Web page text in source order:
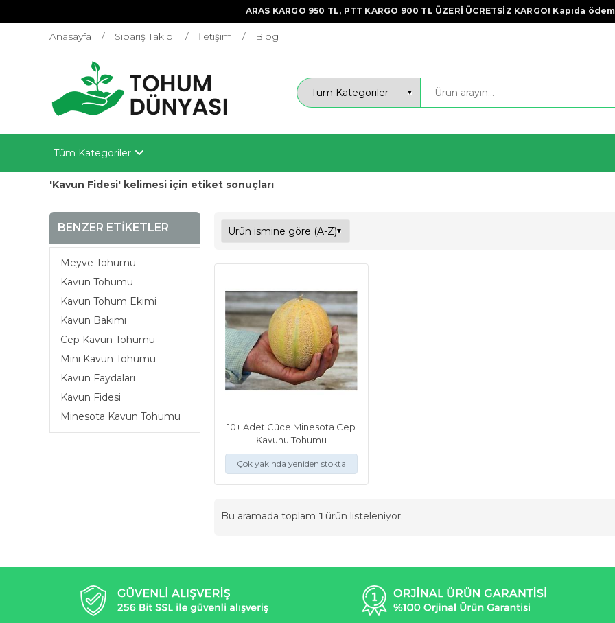
ARAS KARGO 950 TL, PTT KARGO 900 TL ÜZERİ ÜCRETSİZ KARGO! Kapıda
Anasayfa Sipariş Takibi İletişim Blog
Tüm Kategoriler
'Kavun Fidesi' kelimesi için etiket sonuçları
BENZER ETIKETLER
Meyve Tohumu
Kavun Tohumu
Kavun Tohum Ekimi
Kavun Bakımı
Cep Kavun Tohumu
Mini Kavun Tohumu
Kavun Faydaları
Kavun Fidesi
Minesota Kavun Tohumu
10+ Adet Cüce Minesota Cep
Kavunu Tohumu
Çok yakında yeniden stokta
Bu aramada toplam 1 ürün listeleniyor.